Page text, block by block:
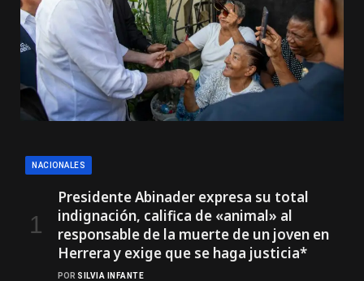
NACIONALES
Presidente Abinader expresa su total
indignación, califica de «animal» al
responsable de la muerte de un joven en
Herrera y exige que se haga justicia*
POR SILVIA INFANTE